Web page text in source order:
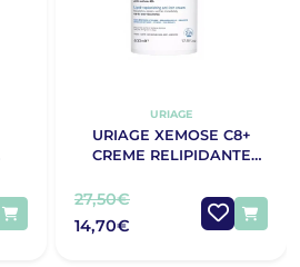
URIAGE
URIAGE XEMOSE C8+
CREME RELIPIDANTE
27,50€
14,70€